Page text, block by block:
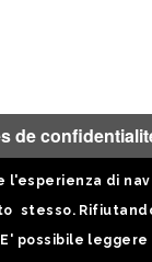
de
l'esperienza di
stesso.
possibile